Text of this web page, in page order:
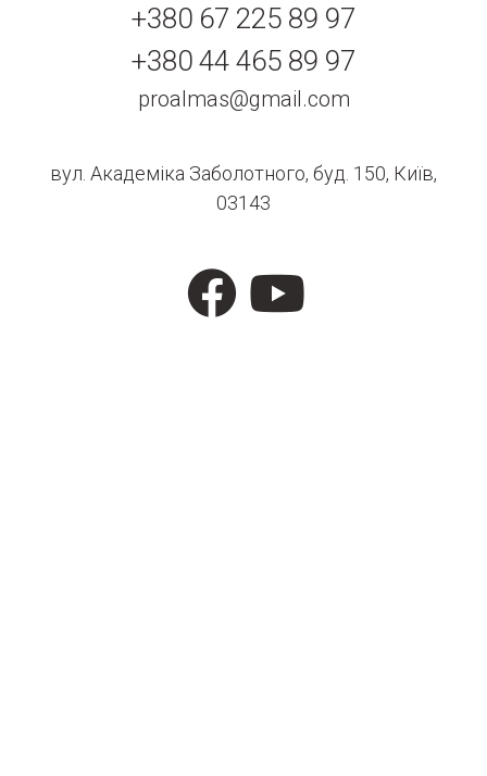
+380 67 225 89 97
+380 44 465 89 97
proalmas@gmail.com
вул. Академіка Заболотного, буд. 150, Київ,
03143